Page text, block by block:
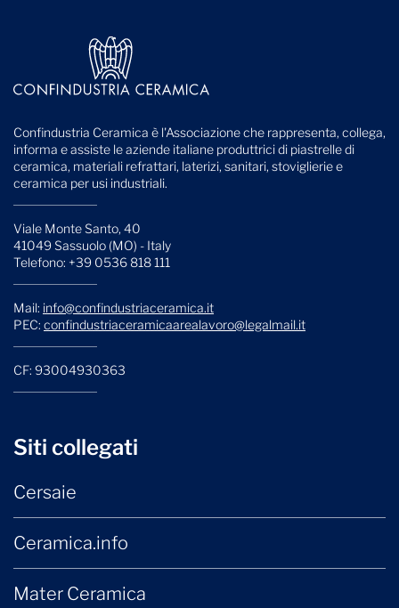
Confindustria Ceramica è l'Associazione che rappresenta, collega,
informa e assiste le aziende italiane produttrici di piastrelle di
ceramica, materiali refrattari, laterizi, sanitari, stoviglierie e
ceramica per usi industriali.
Viale Monte Santo, 40
41049 Sassuolo (MO) - Italy
Telefono: +39 0536 818 111
Mail: info@confindustriaceramica.it
PEC: confindustriaceramicaarealavoro@legalmail.it
CF: 93004930363
Siti collegati
Cersaie
Ceramica.info
Mater Ceramica